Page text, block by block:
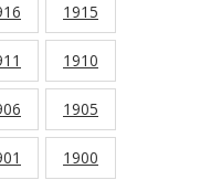
1915
1910
1905
1900